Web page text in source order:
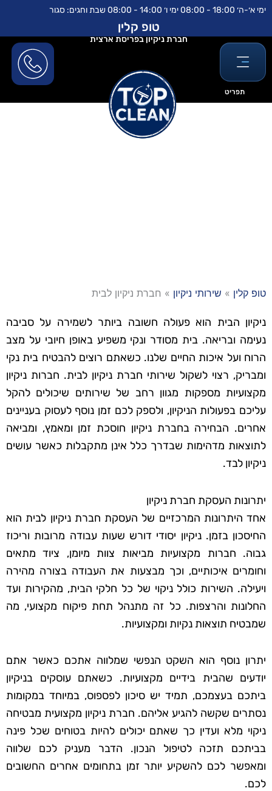
לתוכן
דילוג
ימי א׳-ה׳ 18:00 - 08:00 ימי ו׳ 14:00 - 08:00 שבת וחגים: סגור
תפריט
טופ קלין
חברת ניקיון בפריסת ארצית
טופ קלין » שירותי ניקיון » חברת ניקיון לבית
ניקיון הבית הוא פעולה חשובה ביותר לשמירה על סביבה
נעימה ובריאה. בית מסודר ונקי משפיע באופן חיובי על מצב
הרוח ועל איכות החיים שלנו. כשאתם רוצים להבטיח בית נקי
ומבריק, רצוי לשקול שירותי חברת ניקיון לבית. חברות ניקיון
מקצועיות מספקות מגוון רחב של שירותים שיכולים להקל
עליכם בפעולות הניקיון, ולספק לכם זמן נוסף לעסוק בעניינים
אחרים. הבחירה בחברת ניקיון חוסכת זמן ומאמץ, ומביאה
לתוצאות מדהימות שבדרך כלל אינן מתקבלות כאשר עושים
ניקיון לבד.
יתרונות העסקת חברת ניקיון
אחד היתרונות המרכזיים של העסקת חברת ניקיון לבית הוא
החיסכון בזמן. ניקיון יסודי דורש שעות עבודה מרובות וריכוז
גבוה. חברות מקצועיות מביאות צוות מיומן, ציוד מתאים
וחומרים איכותיים, וכך מבצעות את העבודה בצורה מהירה
ויעילה. השירות כולל ניקוי של כל חלקי הבית, מהקירות ועד
החלונות והרצפות. כל זה מתנהל תחת פיקוח מקצועי, מה
שמבטיח תוצאות נקיות ומקצועיות.
יתרון נוסף הוא השקט הנפשי שמלווה אתכם כאשר אתם
יודעים שהבית בידיים מקצועיות. כשאתם עוסקים בניקיון
ביתכם בעצמכם, תמיד יש סיכון לפספוס, במיוחד במקומות
נסתרים שקשה להגיע אליהם. חברת ניקיון מקצועית מבטיחה
ניקוי מלא ועדין כך שאתם יכולים להיות בטוחים שכל פינה
בביתכם תזכה לטיפול הנכון. הדבר מעניק לכם שלווה
ומאפשר לכם להשקיע יותר זמן בתחומים אחרים החשובים
לכם.